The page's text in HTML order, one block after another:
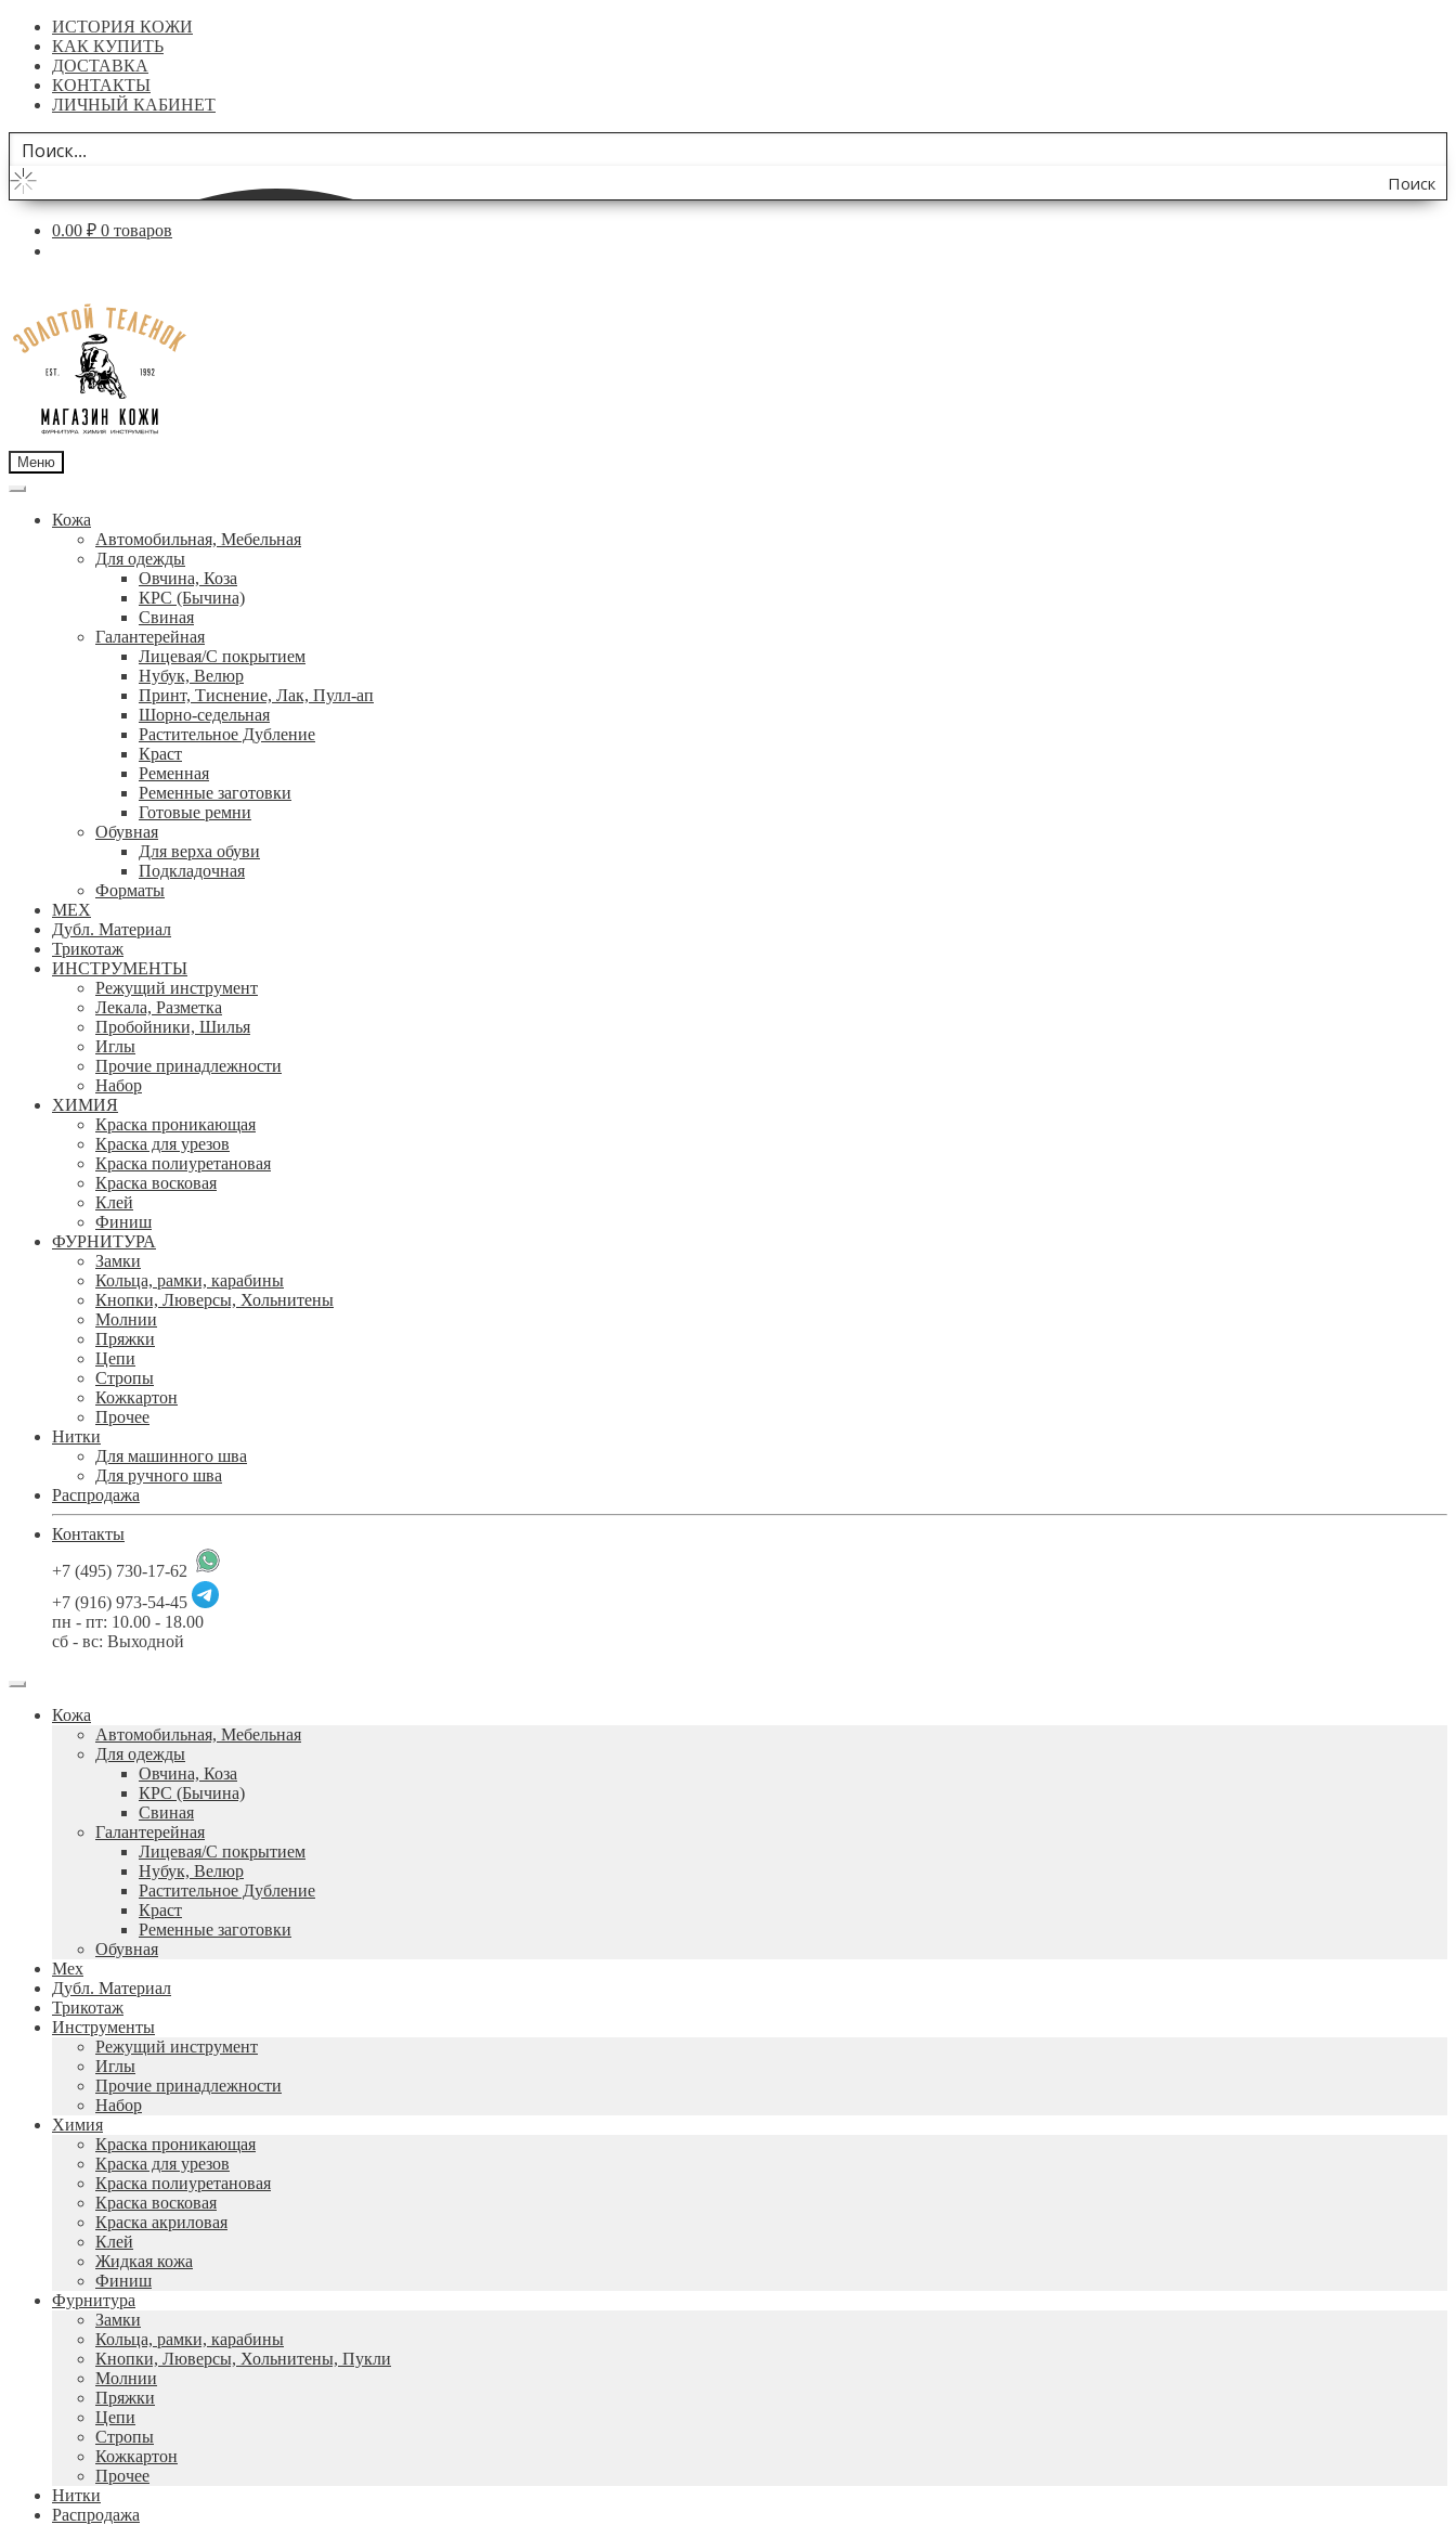
ИСТОРИЯ КОЖИ
КАК КУПИТЬ
ДОСТАВКА
КОНТАКТЫ
ЛИЧНЫЙ КАБИНЕТ
Поиск
по
0.00 ₽ 0 товаров
навигации
содержимому
Меню
Кожа
Автомобильная, Мебельная
Для одежды
Овчина, Коза
КРС (Бычина)
Свиная
Галантерейная
Лицевая/С покрытием
Нубук, Велюр
Принт, Тиснение, Лак, Пулл-ап
Шорно-седельная
Растительное Дубление
Краст
Ременная
Ременные заготовки
Готовые ремни
Обувная
Для верха обуви
Подкладочная
Форматы
МЕХ
Дубл. Материал
Трикотаж
ИНСТРУМЕНТЫ
Режущий инструмент
Лекала, Разметка
Пробойники, Шилья
Иглы
Прочие принадлежности
Набор
ХИМИЯ
Краска проникающая
Краска для урезов
Краска полиуретановая
Краска восковая
Клей
Финиш
ФУРНИТУРА
Замки
Кольца, рамки, карабины
Кнопки, Люверсы, Хольнитены
Молнии
Пряжки
Цепи
Стропы
Кожкартон
Прочее
Нитки
Для машинного шва
Для ручного шва
Распродажа
Контакты
+7 (495) 730-17-62
+7 (916) 973-54-45
пн - пт: 10.00 - 18.00
сб - вс: Выходной
Кожа
Автомобильная, Мебельная
Для одежды
Овчина, Коза
КРС (Бычина)
Свиная
Галантерейная
Лицевая/С покрытием
Нубук, Велюр
Растительное Дубление
Краст
Ременные заготовки
Обувная
Мех
Дубл. Материал
Трикотаж
Инструменты
Режущий инструмент
Иглы
Прочие принадлежности
Набор
Химия
Краска проникающая
Краска для урезов
Краска полиуретановая
Краска восковая
Краска акриловая
Клей
Жидкая кожа
Финиш
Фурнитура
Замки
Кольца, рамки, карабины
Кнопки, Люверсы, Хольнитены, Пукли
Молнии
Пряжки
Цепи
Стропы
Кожкартон
Прочее
Нитки
Распродажа